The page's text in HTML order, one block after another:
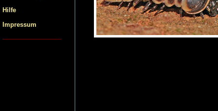
Hilfe
Impressum